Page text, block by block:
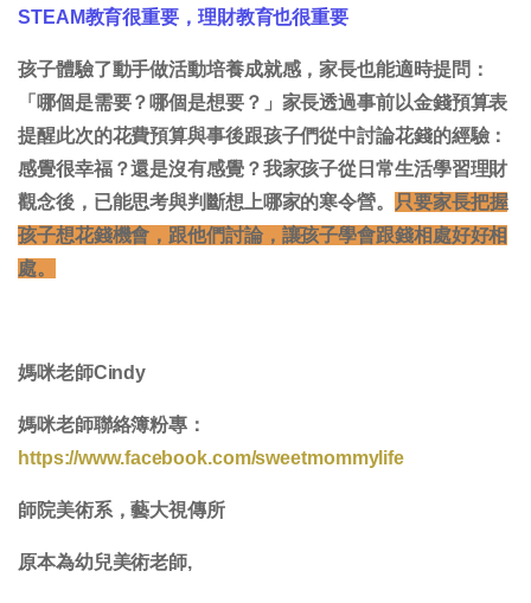
STEAM教育很重要，理財教育也很重要
孩子體驗了動手做活動培養成就感，家長也能適時提問：
「哪個是需要？哪個是想要？」家長透過事前以金錢預算表
提醒此次的花費預算與事後跟孩子們從中討論花錢的經驗：
感覺很幸福？還是沒有感覺？我家孩子從日常生活學習理財
觀念後，已能思考與判斷想上哪家的寒令營。
只要家長把握
孩子想花錢機會，跟他們討論，讓孩子學會跟錢相處好好相
處。
媽咪老師Cindy
媽咪老師聯絡簿粉專：
https://www.facebook.com/sweetmommylife
師院美術系，藝大視傳所
原本為幼兒美術老師,